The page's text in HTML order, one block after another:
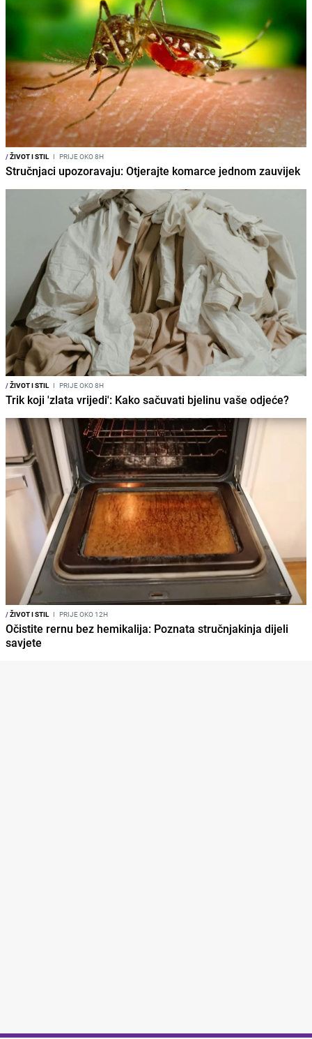
/ŽIVOT I STIL I PRIJE OKO 8H
Stručnjaci upozoravaju: Otjerajte komarce jednom zauvijek
/ŽIVOT I STIL I PRIJE OKO 8H
Trik koji 'zlata vrijedi': Kako sačuvati bjelinu vaše odjeće?
/ŽIVOT I STIL I PRIJE OKO 12H
Očistite rernu bez hemikalija: Poznata stručnjakinja dijeli
savjete